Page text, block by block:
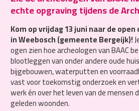
echte opgraving tijdens de
Kom op vrijdag 13 juni naar de
in Weebosch (gemeente Bergeijk)!
ogen zien hoe archeologen van BAAC
blootleggen van onder andere oude
bijgebouwen, waterputten en
vast voor toekomstig onderzoek en
werk én over het leven van de mensen
geleden woonden.